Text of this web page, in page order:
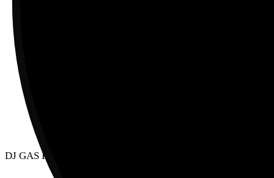
DJ GAS POL DANGAK DI GAS POL DANGAK DANGAK (